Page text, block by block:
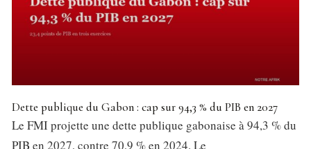
Dette publique du Gabon : cap sur 94,3 % du PIB en 2027
Le FMI projette une dette publique gabonaise à 94,3 % du
PIB en 2027, contre 70,9 % en 2024. Le